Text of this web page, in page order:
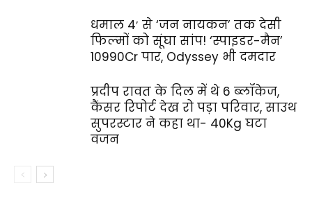
धमाल 4′ से ‘जन नायकन’ तक देसी
फिल्‍मों को सूंघा सांप! ‘स्‍पाइडर-मैन’
₹10990Cr पार, Odyssey भी दमदार
प्रदीप रावत के दिल में थे 6 ब्लॉकेज,
कैंसर रिपोर्ट देख रो पड़ा परिवार, साउथ
सुपरस्‍टार ने कहा था- 40Kg घटा
वजन